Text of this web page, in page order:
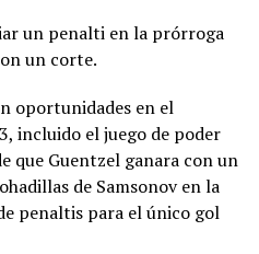
un penalti en la prórroga
un corte.
oportunidades en el
incluido el juego de poder
que Guentzel ganara con un
de Samsonov en la
penaltis para el único gol